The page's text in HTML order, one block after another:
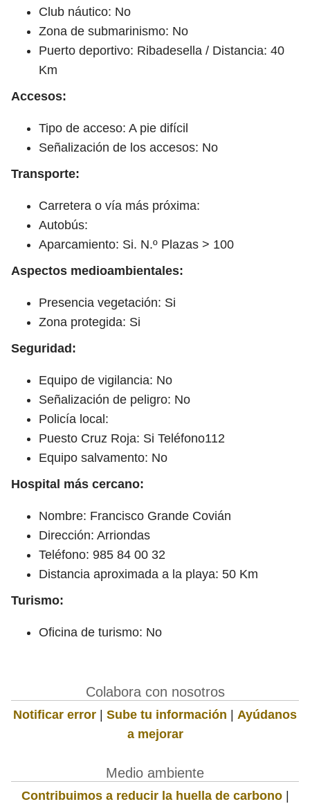
Club náutico: No
Zona de submarinismo: No
Puerto deportivo: Ribadesella / Distancia: 40
Km
Accesos:
Tipo de acceso: A pie difícil
Señalización de los accesos: No
Transporte:
Carretera o vía más próxima:
Autobús:
Aparcamiento: Si. N.º Plazas > 100
Aspectos medioambientales:
Presencia vegetación: Si
Zona protegida: Si
Seguridad:
Equipo de vigilancia: No
Señalización de peligro: No
Policía local:
Puesto Cruz Roja: Si Teléfono112
Equipo salvamento: No
Hospital más cercano:
Nombre: Francisco Grande Covián
Dirección: Arriondas
Teléfono: 985 84 00 32
Distancia aproximada a la playa: 50 Km
Turismo:
Oficina de turismo: No
Colabora con nosotros
Notificar error | Sube tu información | Ayúdanos
a mejorar
Medio ambiente
Contribuimos a reducir la huella de carbono|